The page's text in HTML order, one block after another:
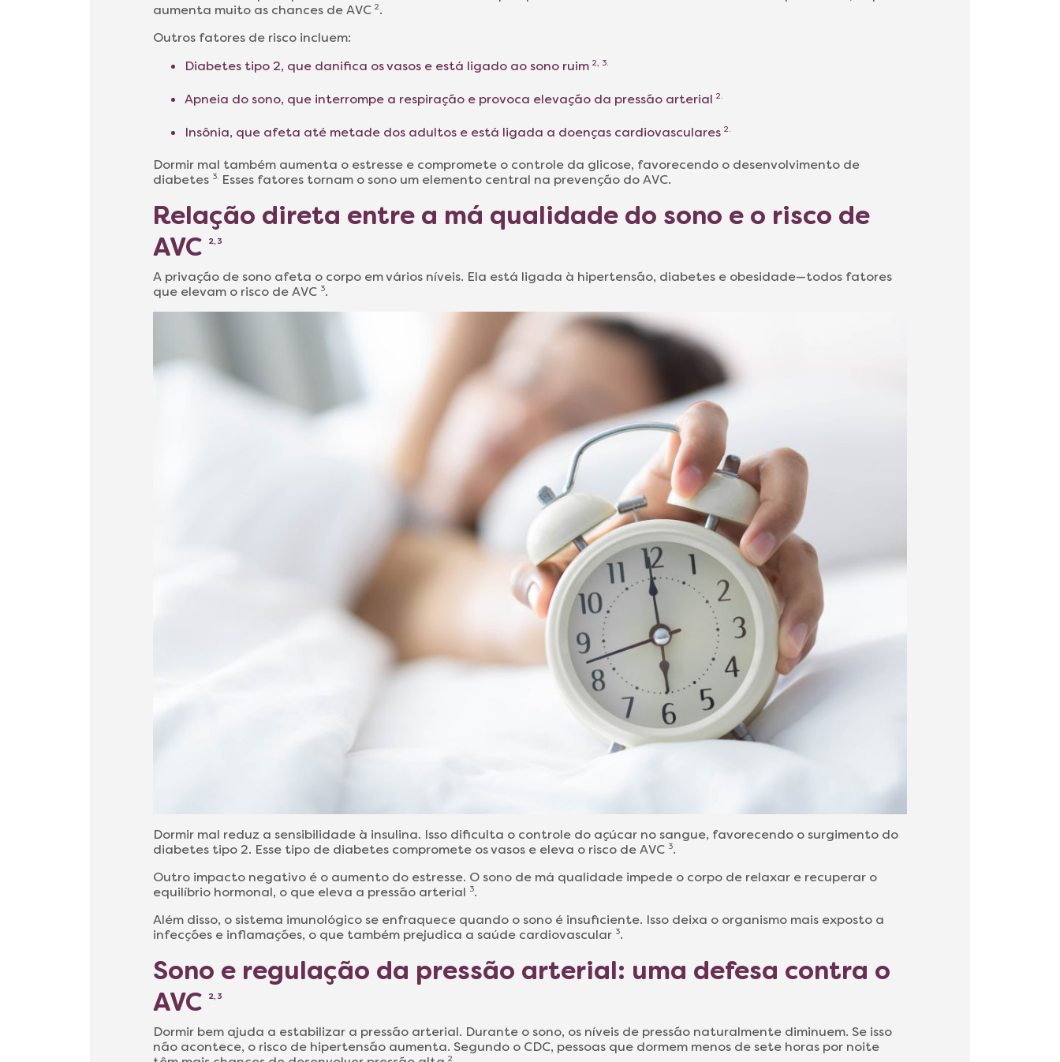
aumenta muito as chances de AVC 2.
Outros fatores de risco incluem:
Diabetes tipo 2, que danifica os vasos e está ligado ao sono ruim 2, 3.
Apneia do sono, que interrompe a respiração e provoca elevação da pressão arterial 2.
Insônia, que afeta até metade dos adultos e está ligada a doenças cardiovasculares 2.
Dormir mal também aumenta o estresse e compromete o controle da glicose, favorecendo o desenvolvimento de
diabetes 3. Esses fatores tornam o sono um elemento central na prevenção do AVC.
Relação direta entre a má qualidade do sono e o risco de
AVC
2, 3
A privação de sono afeta o corpo em vários níveis. Ela está ligada à hipertensão, diabetes e obesidade—todos fatores
que elevam o risco de AVC 3.
Dormir mal reduz a sensibilidade à insulina. Isso dificulta o controle do açúcar no sangue, favorecendo o surgimento do
diabetes tipo 2. Esse tipo de diabetes compromete os vasos e eleva o risco de AVC 3.
Outro impacto negativo é o aumento do estresse. O sono de má qualidade impede o corpo de relaxar e recuperar o
equilíbrio hormonal, o que eleva a pressão arterial 3.
Além disso, o sistema imunológico se enfraquece quando o sono é insuficiente. Isso deixa o organismo mais exposto a
infecções e inflamações, o que também prejudica a saúde cardiovascular 3.
Sono e regulação da pressão arterial: uma defesa contra o
AVC
2, 3
Dormir bem ajuda a estabilizar a pressão arterial. Durante o sono, os níveis de pressão naturalmente diminuem. Se isso
não acontece, o risco de hipertensão aumenta. Segundo o CDC, pessoas que dormem menos de sete horas por noite
2